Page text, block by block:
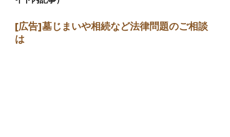
[広告]墓じまいや相続など法律問題のご相談
は